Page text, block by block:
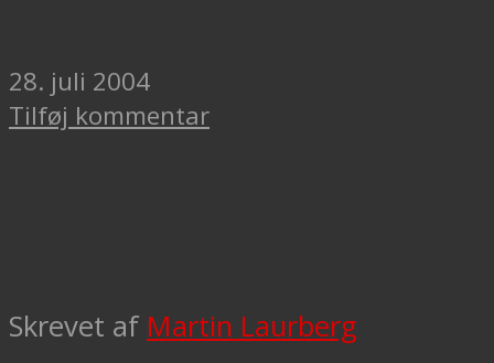
28. juli 2004
Tilføj kommentar
Skrevet af Martin Laurberg